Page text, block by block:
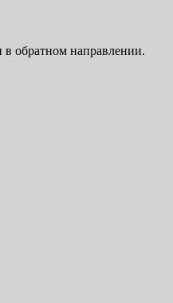
обратном направлении.